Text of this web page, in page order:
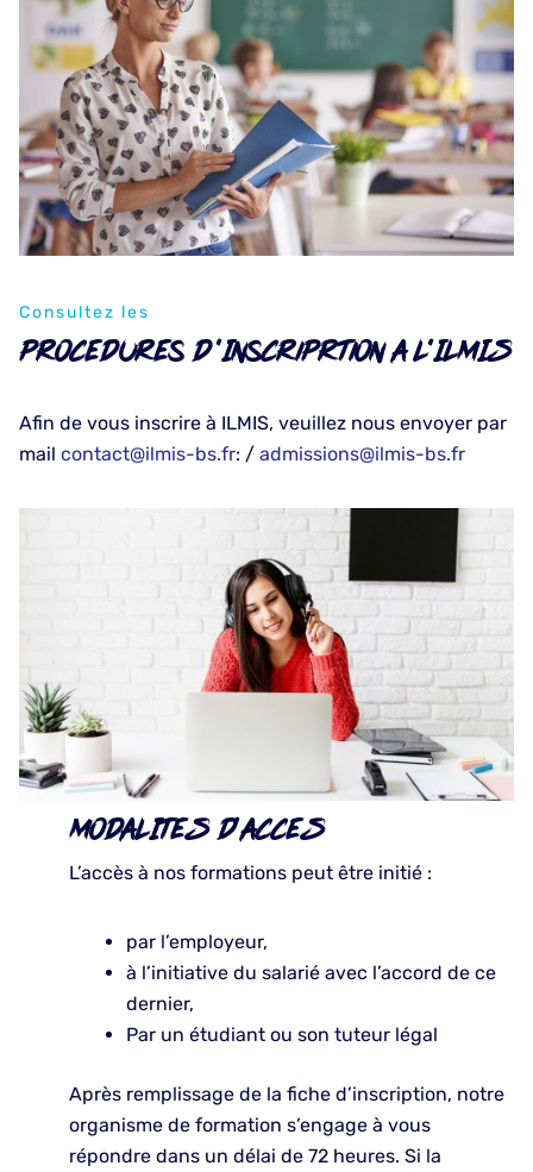
Consultez les
Procedures D 'inscriprtion A L’ILMIS
Afin de vous inscrire à ILMIS, veuillez nous envoyer par
mail contact@ilmis-bs.fr: / admissions@ilmis-bs.fr
MODALITES D'ACCES
L’accès à nos formations peut être initié :
par l’employeur,
à l’initiative du salarié avec l’accord de ce
dernier,
Par un étudiant ou son tuteur légal
Après remplissage de la fiche d’inscription, notre
organisme de formation s’engage à vous
répondre dans un délai de 72 heures. Si la